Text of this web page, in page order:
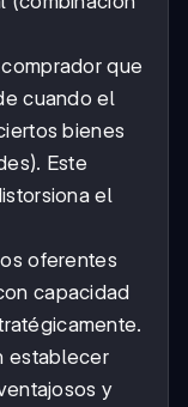
que
cuando el
bienes
Este
el
oferentes
capacidad
establecer
y